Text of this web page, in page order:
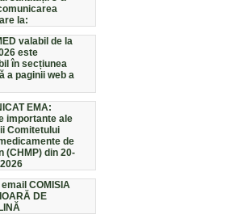
la:
valabil de la
este
în secțiunea
a paginii web a
EMA:
importante ale
Comitetului
de
(CHMP) din 20-
COMISIA
DE